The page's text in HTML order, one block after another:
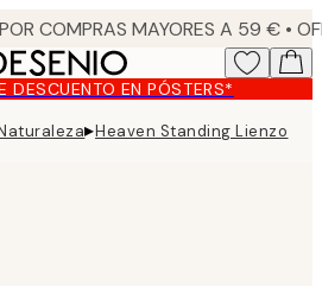
EN PÓSTERS*
▸Heaven Standing Lienzo